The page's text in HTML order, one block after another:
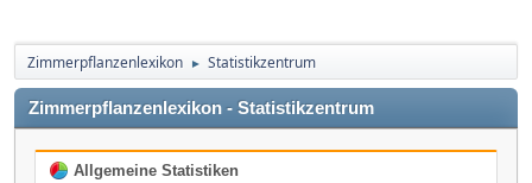
Zimmerpflanzenlexikon ► Statistikzentrum
Zimmerpflanzenlexikon - Statistikzentrum
Allgemeine Statistiken